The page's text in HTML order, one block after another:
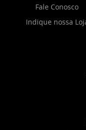
Fale Conosco
Indique nossa